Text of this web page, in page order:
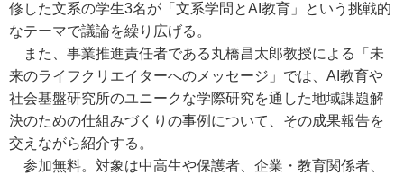
修した文系の学生3名が「文系学問とAI教育」という挑戦的
なテーマで議論を繰り広げる。
また、事業推進責任者である丸橋昌太郎教授による「未
来のライフクリエイターへのメッセージ」では、AI教育や
社会基盤研究所のユニークな学際研究を通した地域課題解
決のための仕組みづくりの事例について、その成果報告を
交えながら紹介する。
参加無料。対象は中高生や保護者、企業・教育関係者、